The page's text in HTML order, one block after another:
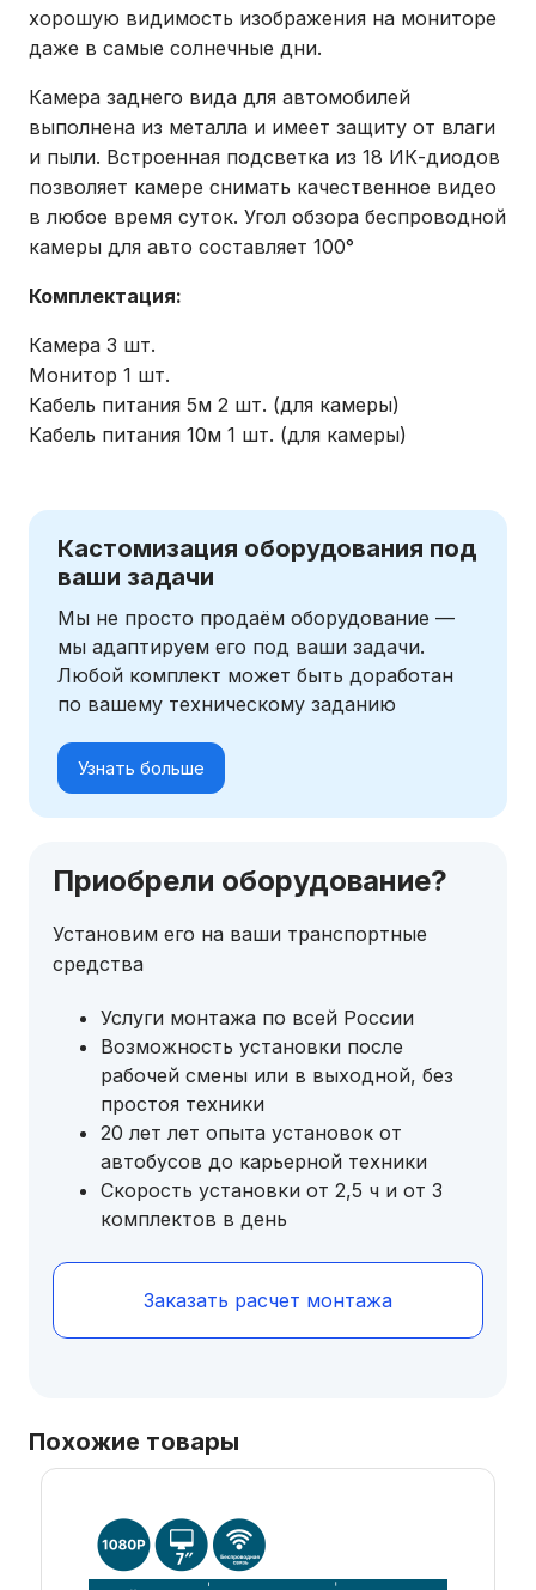
хорошую видимость изображения на мониторе
даже в самые солнечные дни.
Камера заднего вида для автомобилей
выполнена из металла и имеет защиту от влаги
и пыли. Встроенная подсветка из 18 ИК-диодов
позволяет камере снимать качественное видео
в любое время суток. Угол обзора беспроводной
камеры для авто составляет 100°
Комплектация:
Камера 3 шт.
Монитор 1 шт.
Кабель питания 5м 2 шт. (для камеры)
Кабель питания 10м 1 шт. (для камеры)
Кастомизация оборудования под
ваши задачи
Мы не просто продаём оборудование —
мы адаптируем его под ваши задачи.
Любой комплект может быть доработан
по вашему техническому заданию
Узнать больше
Приобрели оборудование?
Установим его на ваши транспортные
средства
Услуги монтажа по всей России
Возможность установки после
рабочей смены или в выходной, без
простоя техники
20 лет лет опыта установок от
автобусов до карьерной техники
Скорость установки от 2,5 ч и от 3
комплектов в день
Заказать расчет монтажа
Похожие товары